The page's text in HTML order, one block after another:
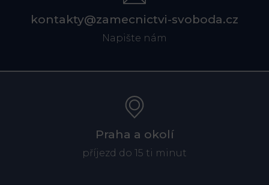
kontakty@zamecnictvi-svoboda.cz
Napište nám
Praha a okolí
příjezd do 15 ti minut